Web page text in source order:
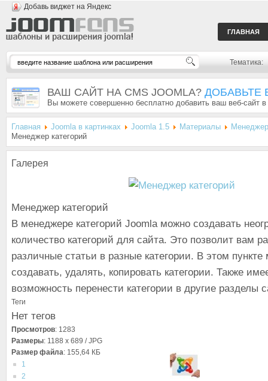
Добавь виджет на Яндекс
ГЛАВНАЯ
Тематика:
ВАШ САЙТ НА CMS JOOMLA? ДОБАВЬТЕ
Вы можете совершенно бесплатно добавить ваш веб-сайт
Главная Joomla в картинках Joomla 1.5 Материалы
Менеджер категорий
Галерея
Менеджер категорий
В менеджере категорий Joomla можно создавать
количество категорий для сайта. Это позволит вам
различные статьи в разные категории. В этом
создавать, удалять, копировать категории. Также
возможность перенести категории в другие разделы
Теги
Нет тегов
Просмотров: 1283
Размеры: 1188 x 689 / JPG
Размер файла: 155,64 КБ
1
2